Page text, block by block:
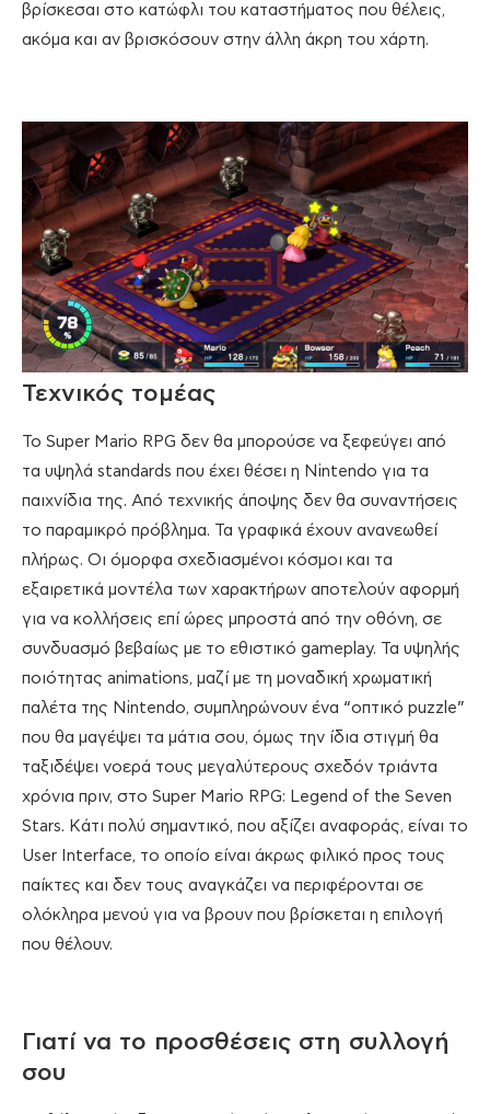
βρίσκεσαι στο κατώφλι του καταστήματος που θέλεις,
ακόμα και αν βρισκόσουν στην άλλη άκρη του χάρτη.
Τεχνικός τομέας
Το Super Mario RPG δεν θα μπορούσε να ξεφεύγει από
τα υψηλά standards που έχει θέσει η Nintendo για τα
παιχνίδια της. Από τεχνικής άποψης δεν θα συναντήσεις
το παραμικρό πρόβλημα. Τα γραφικά έχουν ανανεωθεί
πλήρως. Οι όμορφα σχεδιασμένοι κόσμοι και τα
εξαιρετικά μοντέλα των χαρακτήρων αποτελούν αφορμή
για να κολλήσεις επί ώρες μπροστά από την οθόνη, σε
συνδυασμό βεβαίως με το εθιστικό gameplay. Τα υψηλής
ποιότητας animations, μαζί με τη μοναδική χρωματική
παλέτα της Nintendo, συμπληρώνουν ένα “οπτικό puzzle”
που θα μαγέψει τα μάτια σου, όμως την ίδια στιγμή θα
ταξιδέψει νοερά τους μεγαλύτερους σχεδόν τριάντα
χρόνια πριν, στο Super Mario RPG: Legend of the Seven
Stars. Κάτι πολύ σημαντικό, που αξίζει αναφοράς, είναι το
User Interface, το οποίο είναι άκρως φιλικό προς τους
παίκτες και δεν τους αναγκάζει να περιφέρονται σε
ολόκληρα μενού για να βρουν που βρίσκεται η επιλογή
που θέλουν.
Γιατί να το προσθέσεις στη συλλογή
σου